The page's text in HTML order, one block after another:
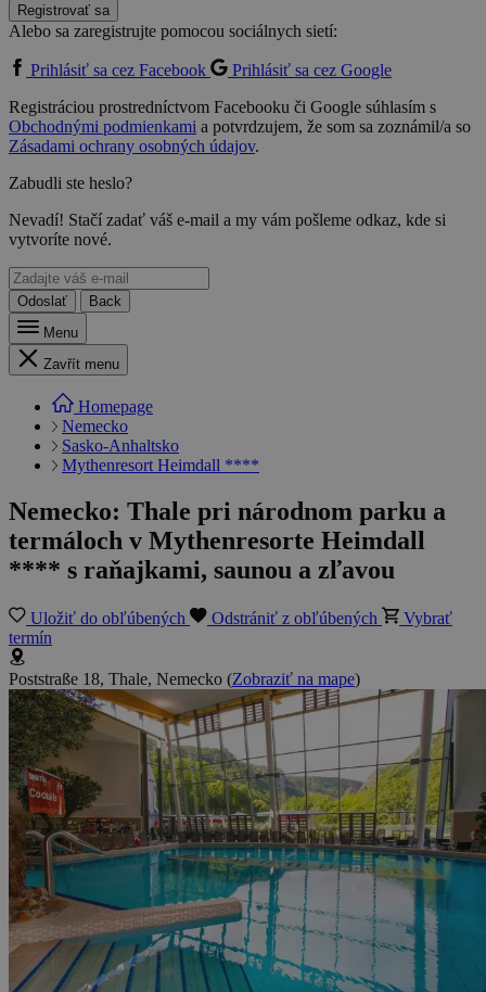
Registrovať sa
Alebo sa zaregistrujte pomocou sociálnych sietí:
Prihlásiť sa cez Facebook
Prihlásiť sa cez Google
Registráciou prostredníctvom Facebooku či Google súhlasím s
Obchodnými podmienkami a potvrdzujem, že som sa zoznámil/a so
Zásadami ochrany osobných údajov.
Zabudli ste heslo?
Nevadí! Stačí zadať váš e-mail a my vám pošleme odkaz, kde si
vytvoríte nové.
Odoslať
Back
Menu
Zavřít menu
Homepage
Nemecko
Sasko-Anhaltsko
Mythenresort Heimdall ****
Nemecko: Thale pri národnom parku a
termáloch v Mythenresorte Heimdall
**** s raňajkami, saunou a zľavou
Uložiť do obľúbených Odstrániť z obľúbených
Vybrať
termín
Poststraße 18, Thale, Nemecko (Zobraziť na mape)